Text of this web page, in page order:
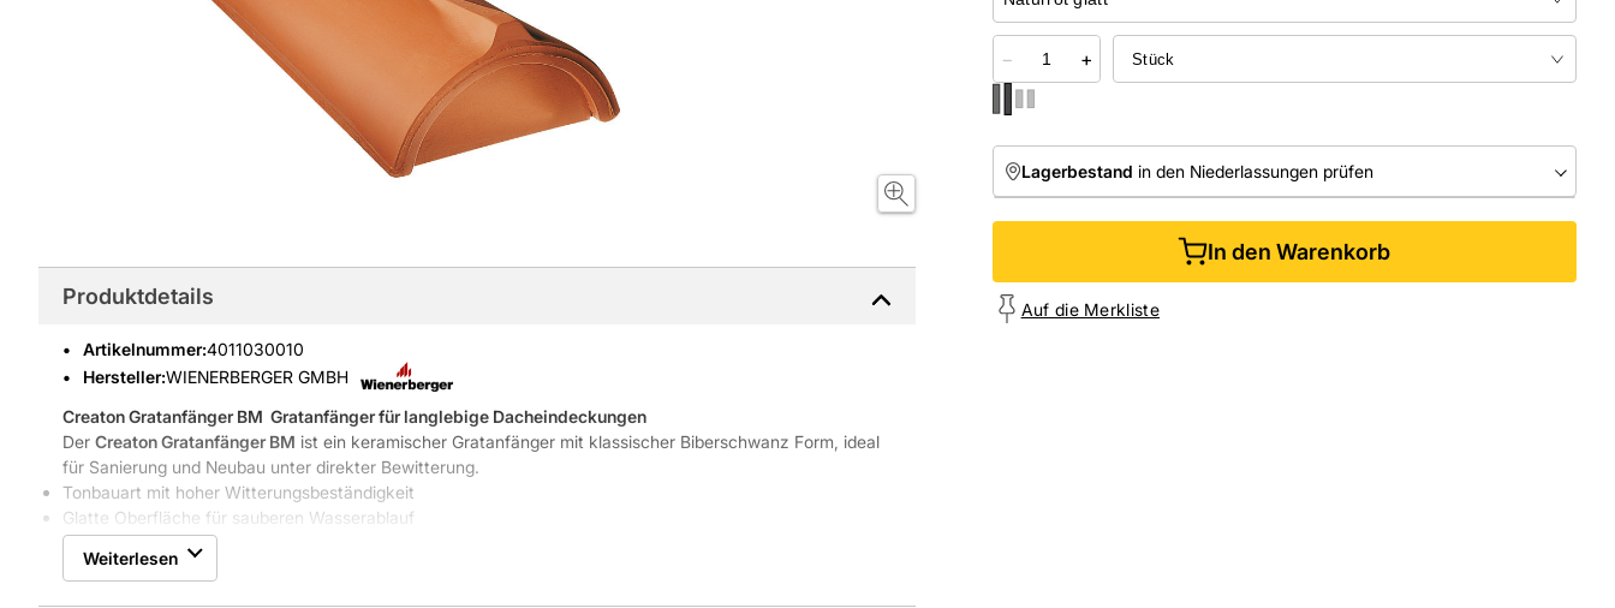
− +
Lagerbestand in den Niederlassungen prüfen
NIEDERLASSUNGEN
In den Warenkorb
Auf die Merkliste
Produktdetails
Artikelnummer:4011030010
Hersteller:WIENERBERGER GMBH
Creaton Gratanfänger BM  Gratanfänger für langlebige Dacheindeckungen
Der Creaton Gratanfänger BM ist ein keramischer Gratanfänger mit klassischer Biberschwanz Form, ideal
für Sanierung und Neubau unter direkter Bewitterung.
Tonbauart mit hoher Witterungsbeständigkeit
Glatte Oberfläche für sauberen Wasserablauf
Geeignet für Schrägdach und Satteldach
Frost- und UV-beständig
Weiterlesen